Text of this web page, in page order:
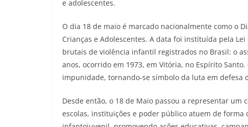
e adolescentes.
O dia 18 de maio é marcado nacionalmente como o
Crianças e Adolescentes. A data foi instituída pela
brutais de violência infantil registrados no Brasil: o
anos, ocorrido em 1973, em Vitória, no Espírito
impunidade, tornando-se símbolo da luta em defesa
Desde então, o 18 de Maio passou a representar
escolas, instituições e poder público atuem de